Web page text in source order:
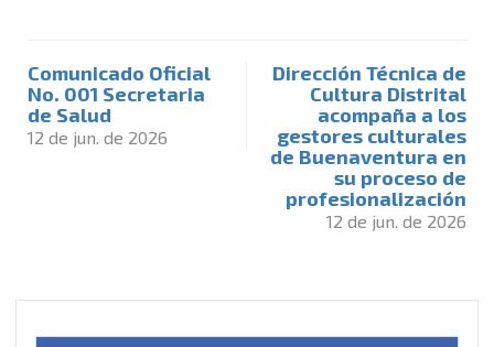
Comunicado Oficial
No. 001 Secretaria
de Salud
12 de jun. de 2026
Dirección Técnica de
Cultura Distrital
acompaña a los
gestores culturales
de Buenaventura en
su proceso de
profesionalización
12 de jun. de 2026